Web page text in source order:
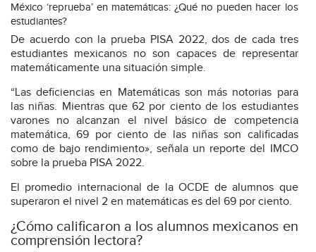
México ‘reprueba’ en matemáticas: ¿Qué no pueden hacer los
estudiantes?
De acuerdo con la prueba PISA 2022, dos de cada tres
estudiantes mexicanos no son capaces de representar
matemáticamente una situación simple.
“Las deficiencias en Matemáticas son más notorias para
las niñas. Mientras que 62 por ciento de los estudiantes
varones no alcanzan el nivel básico de competencia
matemática, 69 por ciento de las niñas son calificadas
como de bajo rendimiento», señala un reporte del IMCO
sobre la prueba PISA 2022.
El promedio internacional de la OCDE de alumnos que
superaron el nivel 2 en matemáticas es del 69 por ciento.
¿Cómo calificaron a los alumnos mexicanos en
comprensión lectora?